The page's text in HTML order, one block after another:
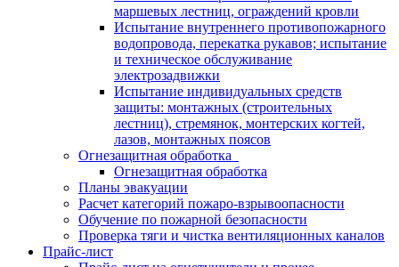
маршевых лестниц, ограждений кровли
Испытание внутреннего противопожарного
водопровода, перекатка рукавов; испытание
и техническое обслуживание
электрозадвижки
Испытание индивидуальных средств
защиты: монтажных (строительных
лестниц), стремянок, монтерских когтей,
лазов, монтажных поясов
Огнезащитная обработка
Огнезащитная обработка
Планы эвакуации
Расчет категорий пожаро-взрывоопасности
Обучение по пожарной безопасности
Проверка тяги и чистка вентиляционных каналов
Прайс-лист